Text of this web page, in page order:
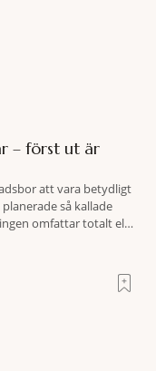
– först ut är
att vara betydligt
så kallade
omfattar totalt elva